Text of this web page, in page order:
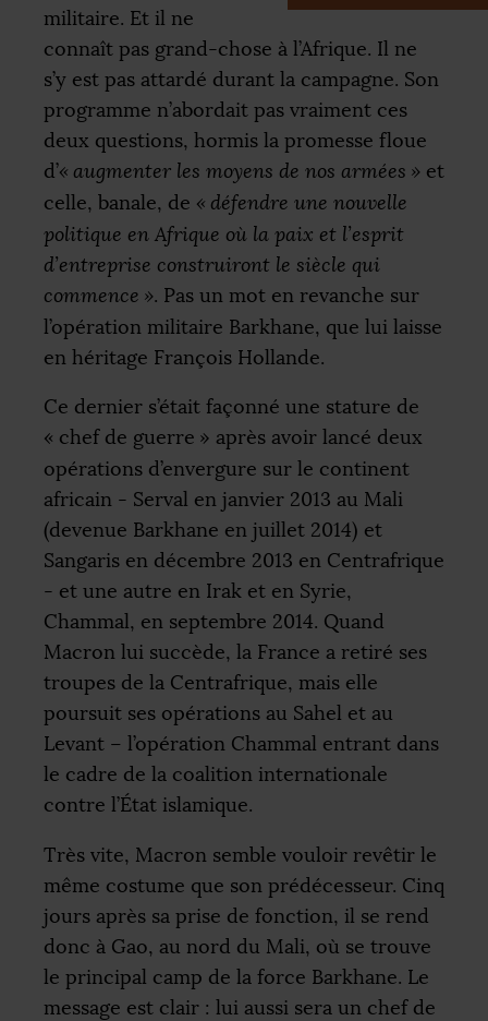
militaire. Et il ne
connaît pas grand-chose à l’Afrique. Il ne
s’y est pas attardé durant la campagne. Son
programme n’abordait pas vraiment ces
deux questions, hormis la promesse floue
d’« augmenter les moyens de nos armées » et
celle, banale, de « défendre une nouvelle
politique en Afrique où la paix et l’esprit
d’entreprise construiront le siècle qui
commence ». Pas un mot en revanche sur
l’opération militaire Barkhane, que lui laisse
en héritage François Hollande.
Ce dernier s’était façonné une stature de
« chef de guerre » après avoir lancé deux
opérations d’envergure sur le continent
africain - Serval en janvier 2013 au Mali
(devenue Barkhane en juillet 2014) et
Sangaris en décembre 2013 en Centrafrique
- et une autre en Irak et en Syrie,
Chammal, en septembre 2014. Quand
Macron lui succède, la France a retiré ses
troupes de la Centrafrique, mais elle
poursuit ses opérations au Sahel et au
Levant – l’opération Chammal entrant dans
le cadre de la coalition internationale
contre l’État islamique.
Très vite, Macron semble vouloir revêtir le
même costume que son prédécesseur. Cinq
jours après sa prise de fonction, il se rend
donc à Gao, au nord du Mali, où se trouve
le principal camp de la force Barkhane. Le
message est clair : lui aussi sera un chef de